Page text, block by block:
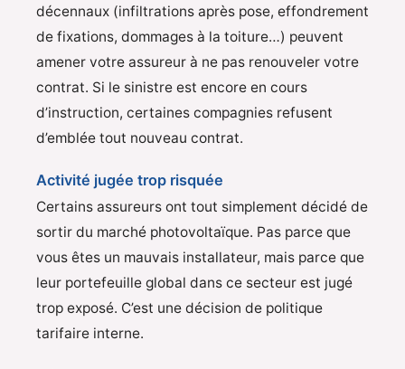
décennaux (infiltrations après pose, effondrement
de fixations, dommages à la toiture…) peuvent
amener votre assureur à ne pas renouveler votre
contrat. Si le sinistre est encore en cours
d’instruction, certaines compagnies refusent
d’emblée tout nouveau contrat.
Activité jugée trop risquée
Certains assureurs ont tout simplement décidé de
sortir du marché photovoltaïque. Pas parce que
vous êtes un mauvais installateur, mais parce que
leur portefeuille global dans ce secteur est jugé
trop exposé. C’est une décision de politique
tarifaire interne.